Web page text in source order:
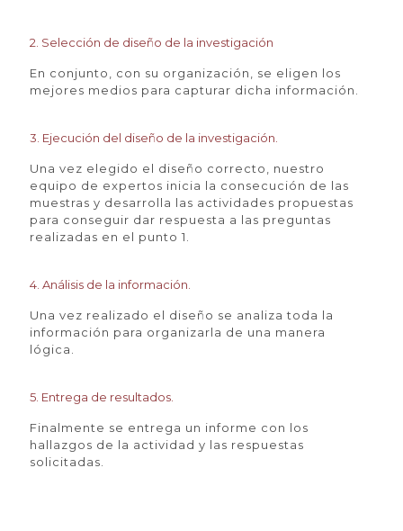
2. Selección de diseño de la investigación​
En conjunto, con su organización, se eligen los
mejores medios para capturar dicha información.
3. Ejecución del diseño de la investigación.​
Una vez elegido el diseño correcto, nuestro
equipo de expertos inicia la consecución de las
muestras y desarrolla las actividades propuestas
para conseguir dar respuesta a las preguntas
realizadas en el punto 1.
4. Análisis de la información.​
Una vez realizado el diseño se analiza toda la
información para organizarla de una manera
lógica.
5. Entrega de resultados.​
Finalmente se entrega un informe con los
hallazgos de la actividad y las respuestas
solicitadas.